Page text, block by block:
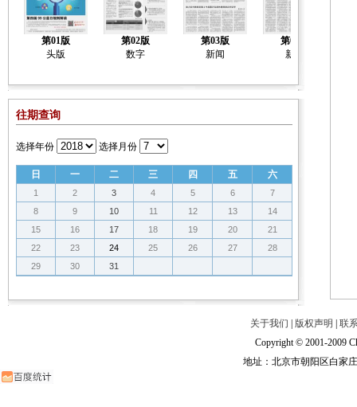
第01版
头版
第02版
数字
第03版
新闻
第04版
新闻
往期查询
选择年份 选择月份
日 一 二 三 四 五 六
1 2 3 4 5 6
7
8
9 10 11 12 13
14
15
16 17 18 19 20
21
22
23 24 25 26 27
28
29
30 31
关于我们 版权声明
联
Copyright © 2001-2009
地址：北京市朝阳区白家